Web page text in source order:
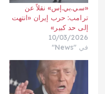
«سي.بي.إس» نقلاً عن
ترامب: حرب إيران «انتهت
إلى حد كبير»
10/03/2026
في "News"